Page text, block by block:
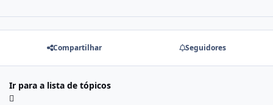
Compartilhar Seguidores
Ir para a lista de tópicos